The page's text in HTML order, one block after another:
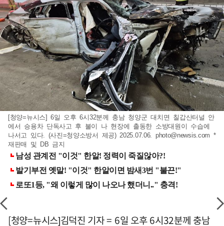
[청양=뉴시스] 6일 오후 6시32분께 충남 청양군 대치면 칠갑산터널 안
에서 승용차 단독사고 후 불이 나 현장에 출동한 소방대원이 수습에
나서고 있다. (사진=청양소방서 제공) 2025.07.06. photo@newsis.com *
재판매 및 DB 금지
[청양=뉴시스]김덕진 기자 = 6일 오후 6시32분께 충남